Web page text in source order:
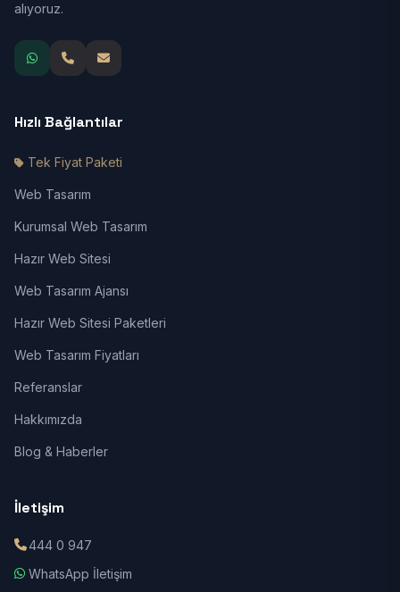
alıyoruz.
Hızlı Bağlantılar
Tek Fiyat Paketi
Web Tasarım
Kurumsal Web Tasarım
Hazır Web Sitesi
Web Tasarım Ajansı
Hazır Web Sitesi Paketleri
Web Tasarım Fiyatları
Referanslar
Hakkımızda
Blog & Haberler
İletişim
444 0 947
WhatsApp İletişim